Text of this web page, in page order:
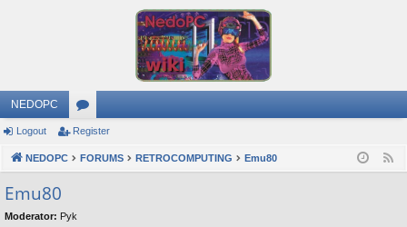
NEDOPC
or
u
Logout Register
NEDOPC FORUMS RETROCOMPUTING Emu80
Emu80
Moderator: Pyk